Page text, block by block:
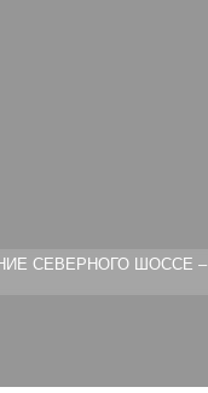
СЕВЕРНОГО ШОССЕ –